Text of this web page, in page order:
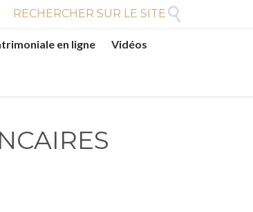
RECHERCHER SUR LE SITE 
en ligne Vidéos